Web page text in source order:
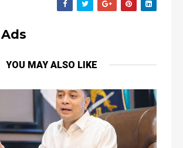
YOU MAY ALSO LIKE